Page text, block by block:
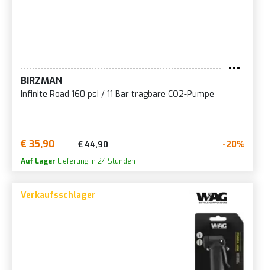
BIRZMAN
Infinite Road 160 psi / 11 Bar tragbare CO2-Pumpe
€ 35,90 € 44,90 -20%
Auf Lager Lieferung in 24 Stunden
Verkaufsschlager